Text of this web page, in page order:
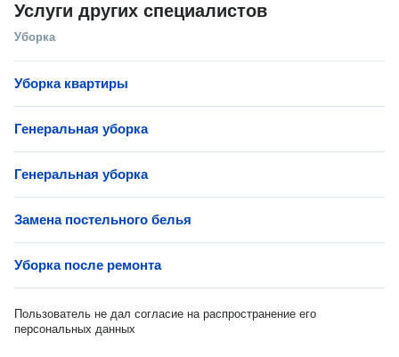
Услуги других специалистов
Уборка
Уборка квартиры
Генеральная уборка
Генеральная уборка
Замена постельного белья
Уборка после ремонта
Пользователь не дал согласие на распространение его
персональных данных